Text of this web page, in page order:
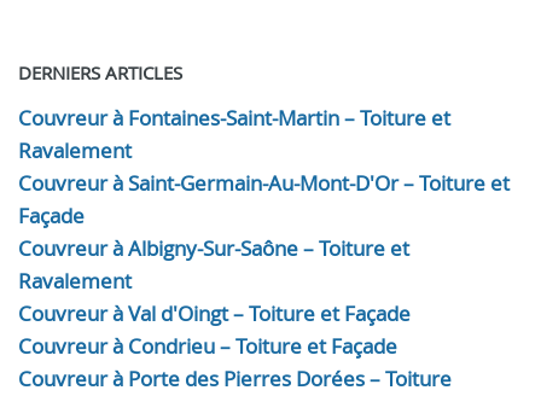
DERNIERS ARTICLES
Couvreur à Fontaines-Saint-Martin – Toiture et
Ravalement
Couvreur à Saint-Germain-Au-Mont-D'Or – Toiture et
Façade
Couvreur à Albigny-Sur-Saône – Toiture et
Ravalement
Couvreur à Val d'Oingt – Toiture et Façade
Couvreur à Condrieu – Toiture et Façade
Couvreur à Porte des Pierres Dorées – Toiture